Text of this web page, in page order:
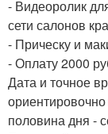
- Видеоролик
сети салонов
- Прическу и
- Оплату 2000
Дата и точное
половина дня -